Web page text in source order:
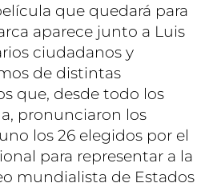
que quedará para
aparece junto a Luis
ciudadanos y
de distintas
que, desde todo los
pronunciaron los
los 26 elegidos por el
para representar a la
mundialista de Estados